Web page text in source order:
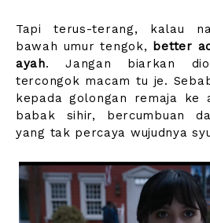
Tapi terus-terang, kalau
bawah umur tengok, better
ayah. Jangan biarkan
tercongok macam tu je.
kepada golongan remaja ke
babak sihir, bercumbuan
yang tak percaya wujudnya